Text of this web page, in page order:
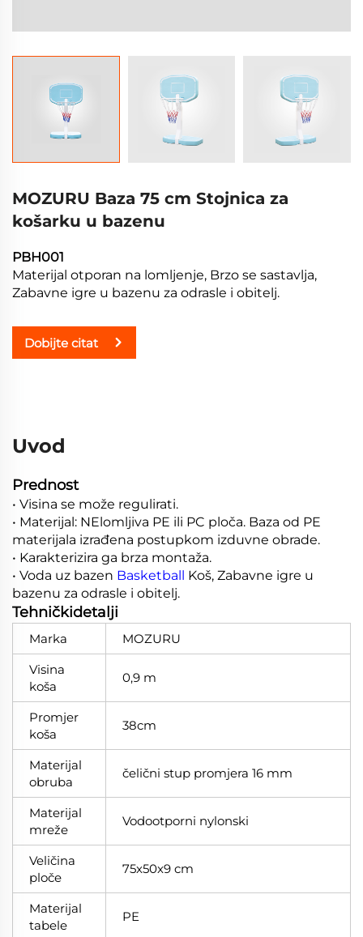
MOZURU Baza 75 cm Stojnica za
košarku u bazenu
PBH001
Materijal otporan na lomljenje, Brzo se sastavlja,
Zabavne igre u bazenu za odrasle i obitelj.
Dobijte citat
Uvod
Prednost
• Visina se može regulirati.
• Materijal: NElomljiva PE ili PC ploča. Baza od PE
materijala izrađena postupkom izduvne obrade.
• Karakterizira ga brza montaža.
• Voda uz bazen Basketball Koš, Zabavne igre u
bazenu za odrasle i obitelj.
Tehničkidetalji
Marka
MOZURU
Visina
koša
0,9 m
Promjer
koša
38cm
Materijal
obruba
čelični stup promjera 16 mm
Materijal
mreže
Vodootporni nylonski
Veličina
ploče
75x50x9 cm
Materijal
tabele
PE